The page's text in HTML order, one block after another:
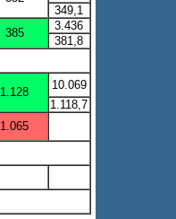
349,1
385
3.436
381,8
1.128
10.069
1.118,7
1.065